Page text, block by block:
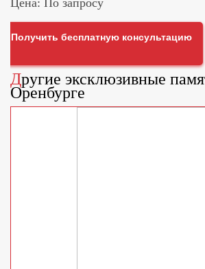
Цена: По запросу
Получить бесплатную консультацию
Другие эксклюзивные
Оренбурге